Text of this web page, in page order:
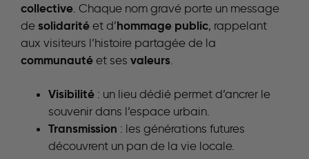
collective. Chaque nom gravé porte un message
de solidarité et d’hommage public, rappelant
aux visiteurs l’histoire partagée de la
communauté et ses valeurs.
Visibilité : un lieu dédié permet d’ancrer le
souvenir dans l’espace urbain.
Transmission : les générations futures
découvrent un pan de la vie locale.